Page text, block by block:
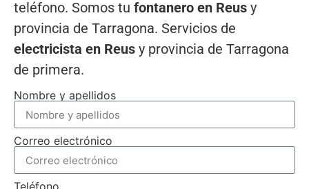
teléfono. Somos tu fontanero en Reus y
provincia de Tarragona. Servicios de
electricista en Reus y provincia de Tarragona
de primera.
Nombre y apellidos
Correo electrónico